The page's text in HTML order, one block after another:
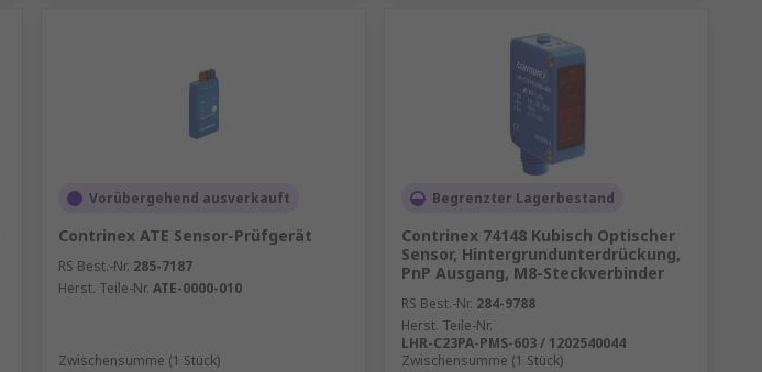
Vorübergehend ausverkauft
Contrinex ATE Sensor-Prüfgerät
RS Best.-Nr. 285-7187
Herst. Teile-Nr. ATE-0000-010
Zwischensumme (1 Stück)
Begrenzter Lagerbestand
Contrinex 74148 Kubisch Optischer
Sensor, Hintergrundunterdrückung,
PnP Ausgang, M8-Steckverbinder
RS Best.-Nr. 284-9788
Herst. Teile-Nr.
LHR-C23PA-PMS-603 / 1202540044
Zwischensumme (1 Stück)